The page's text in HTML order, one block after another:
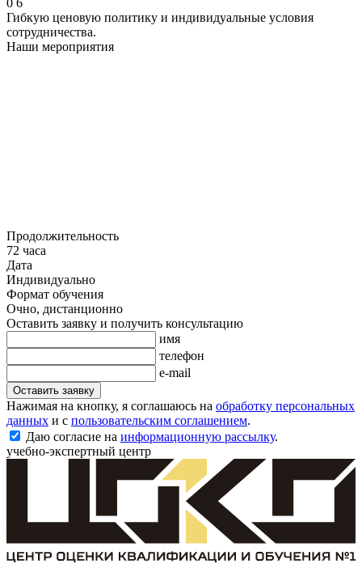
0 6
Гибкую ценовую политику и индивидуальные условия
сотрудничества.
Наши мероприятия
Продолжительность
72 часа
Дата
Индивидуально
Формат обучения
Очно, дистанционно
Оставить заявку и получить консультацию
имя
телефон
e-mail
Оставить заявку
Нажимая на кнопку, я соглашаюсь на обработку персональных
данных и с пользовательским соглашением.
Даю согласие на информационную рассылку.
учебно-экспертный центр